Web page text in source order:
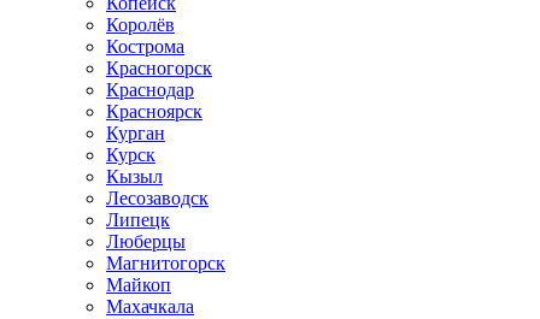
Королёв
Кострома
Красногорск
Краснодар
Красноярск
Курган
Курск
Кызыл
Лесозаводск
Липецк
Люберцы
Магнитогорск
Майкоп
Махачкала